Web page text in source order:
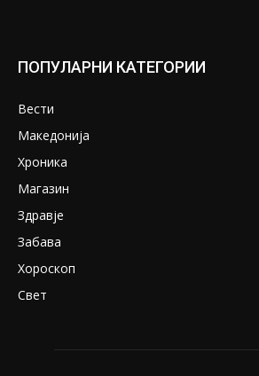
ПОПУЛАРНИ КАТЕГОРИИ
Вести
Македонија
Хроника
Магазин
Здравје
Забава
Хороскоп
Свет